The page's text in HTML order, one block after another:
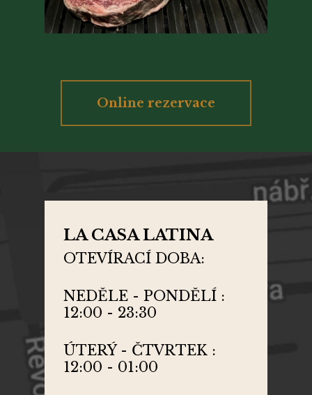
Online rezervace
LA CASA LATINA
OTEVÍRACÍ DOBA:
NEDĚLE - PONDĚLÍ :
12:00 - 23:30
ÚTERÝ - ČTVRTEK :
12:00 - 01:00